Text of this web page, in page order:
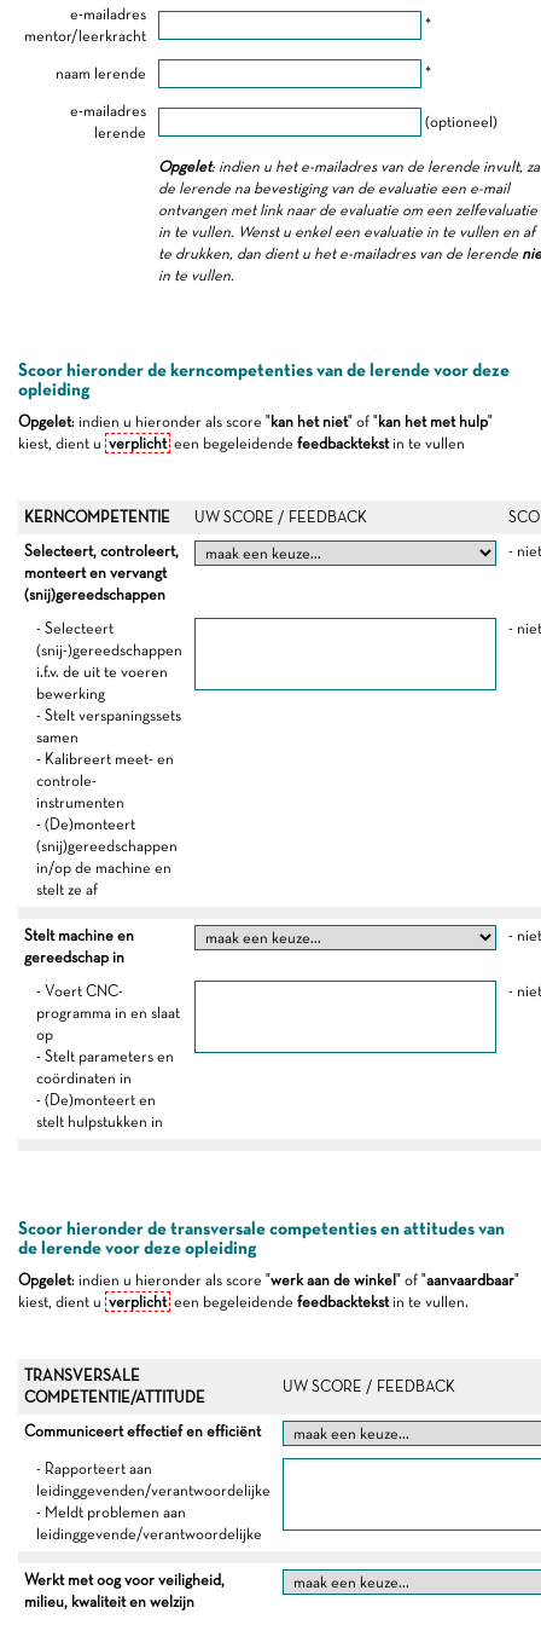
e-mailadres
mentor/leerkracht
*
naam lerende *
e-mailadres
lerende
(optioneel)
Opgelet: indien u het e-mailadres van de lerende invult,
de lerende na bevestiging van de evaluatie een e-mail
ontvangen met link naar de evaluatie om een zelfevaluatie
in te vullen. Wenst u enkel een evaluatie in te vullen en af
te drukken, dan dient u het e-mailadres van de lerende
in te vullen.
Scoor hieronder de kerncompetenties van de lerende voor deze
opleiding
Opgelet: indien u hieronder als score "kan het niet" of "kan het met hulp"
kiest, dient u verplicht een begeleidende feedbacktekstin te vullen
KERNCOMPETENTIE UW SCORE / FEEDBACK
Selecteert, controleert,
monteert en vervangt
(snij)gereedschappen
-
- Selecteert
(snij-)gereedschappen
i.f.v. de uit te voeren
bewerking
- Stelt verspaningssets
samen
- Kalibreert meet- en
controle-
instrumenten
- (De)monteert
(snij)gereedschappen
in/op de machine en
stelt ze af
-
Stelt machine en
gereedschap in
-
- Voert CNC-
programma in en slaat
op
- Stelt parameters en
coördinaten in
- (De)monteert en
stelt hulpstukken in
-
Scoor hieronder de transversale competenties en attitudes van
de lerende voor deze opleiding
Opgelet: indien u hieronder als score "werk aan de winkel " of "aanvaardbaar"
kiest, dient u verplicht een begeleidende feedbacktekstin te vullen.
TRANSVERSALE
COMPETENTIE/ATTITUDE
UW SCORE / FEEDBACK
Communiceert effectief en efficiënt
- Rapporteert aan
leidinggevenden/verantwoordelijke
- Meldt problemen aan
leidinggevende/verantwoordelijke
Werkt met oog voor veiligheid,
milieu, kwaliteit en welzijn